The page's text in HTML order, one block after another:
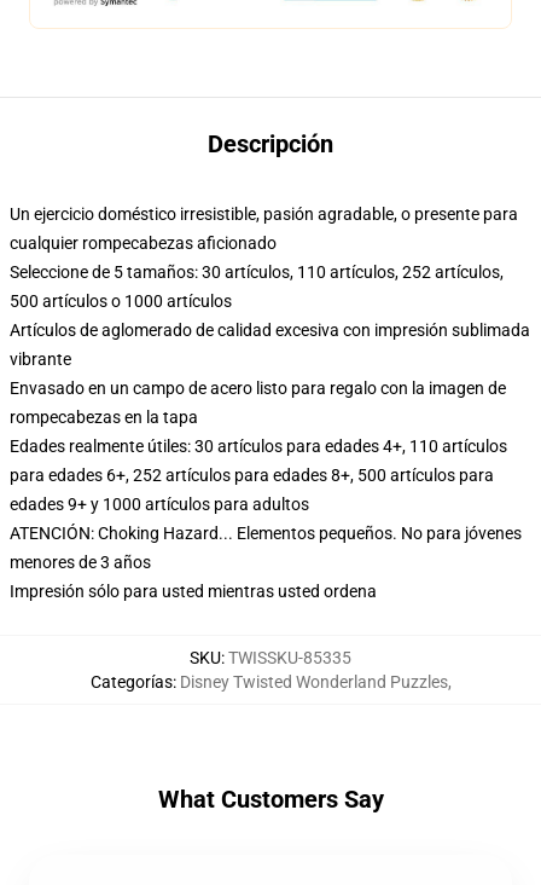
Descripción
Un ejercicio doméstico irresistible, pasión agradable, o presente para
cualquier rompecabezas aficionado
Seleccione de 5 tamaños: 30 artículos, 110 artículos, 252 artículos,
500 artículos o 1000 artículos
Artículos de aglomerado de calidad excesiva con impresión sublimada
vibrante
Envasado en un campo de acero listo para regalo con la imagen de
rompecabezas en la tapa
Edades realmente útiles: 30 artículos para edades 4+, 110 artículos
para edades 6+, 252 artículos para edades 8+, 500 artículos para
edades 9+ y 1000 artículos para adultos
ATENCIÓN: Choking Hazard... Elementos pequeños. No para jóvenes
menores de 3 años
Impresión sólo para usted mientras usted ordena
SKU:TWISSKU-85335
Categorías: Disney Twisted Wonderland Puzzles,
What Customers Say